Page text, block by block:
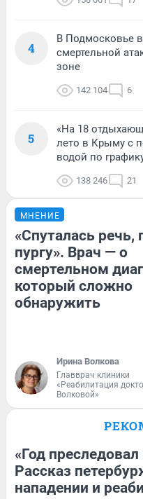
4
В Подмосковье
смертельной
зоне
142 104 6
5
«На 18
лето в Крыму с
водой по
138 246 21
МНЕНИЕ
«Спуталась речь,
пургу». Врач — о
смертельном
который сложно
обнаружить
Ирина Волкова
Главврач клиники
«Реабилитация
Волковой»
«Год
Рассказ
нападении и